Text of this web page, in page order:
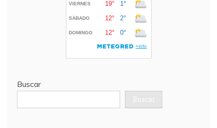
Buscar
Buscar